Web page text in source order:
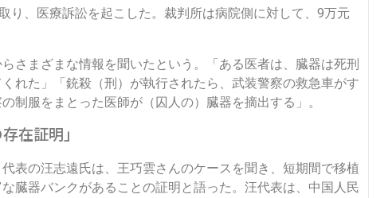
り、医療訴訟を起こした。裁判所は病院側に対して、9万元
さまざまな情報を聞いたという。「ある医者は、臓器は死刑
れた」「銃殺（刑）が執行されたら、武装警察の救急車がす
制服をまとった医師が（囚人の）臓器を摘出する」。
在証明」
表の汪志遠氏は、王巧雲さんのケースを聞き、短期間で移植
臓器バンクがあることの証明と語った。汪代表は、中国人民